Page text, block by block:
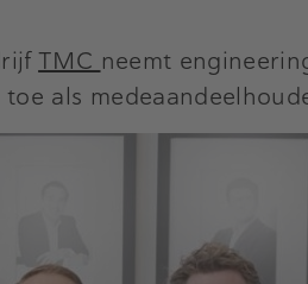
TMC neemt
als